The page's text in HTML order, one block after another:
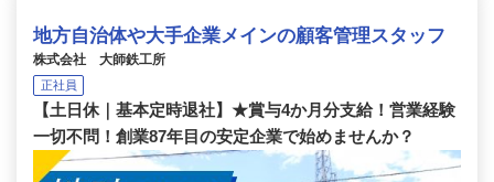
地方自治体や大手企業メインの顧客管理スタッフ
株式会社 大師鉄工所
正社員
【土日休｜基本定時退社】★賞与4か月分支給！営業経験
一切不問！創業87年目の安定企業で始めませんか？